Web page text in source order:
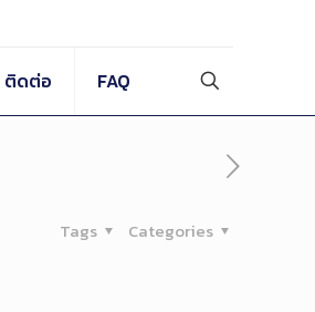
ติดต่อ FAQ
Categories
Tags